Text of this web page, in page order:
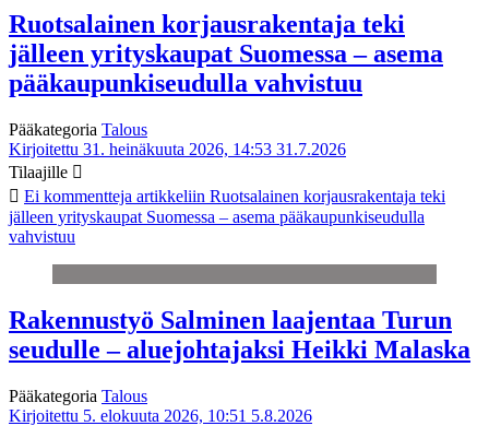
Ruotsalainen korjausrakentaja teki
jälleen yrityskaupat Suomessa – asema
pääkaupunkiseudulla vahvistuu
Pääkategoria Talous
Kirjoitettu 31. heinäkuuta 2026, 14:53 31.7.2026
Tilaajille
Ei kommentteja artikkeliin Ruotsalainen korjausrakentaja teki
jälleen yrityskaupat Suomessa – asema pääkaupunkiseudulla
vahvistuu
Rakennustyö Salminen laajentaa Turun
seudulle – aluejohtajaksi Heikki Malaska
Pääkategoria Talous
Kirjoitettu 5. elokuuta 2026, 10:51 5.8.2026